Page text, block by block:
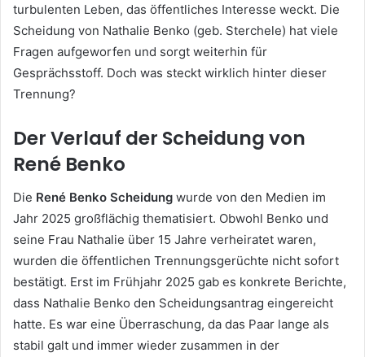
turbulenten Leben, das öffentliches Interesse weckt. Die
Scheidung von Nathalie Benko (geb. Sterchele) hat viele
Fragen aufgeworfen und sorgt weiterhin für
Gesprächsstoff. Doch was steckt wirklich hinter dieser
Trennung?
Der Verlauf der Scheidung von
René Benko
Die René Benko Scheidung wurde von den Medien im
Jahr 2025 großflächig thematisiert. Obwohl Benko und
seine Frau Nathalie über 15 Jahre verheiratet waren,
wurden die öffentlichen Trennungsgerüchte nicht sofort
bestätigt. Erst im Frühjahr 2025 gab es konkrete Berichte,
dass Nathalie Benko den Scheidungsantrag eingereicht
hatte. Es war eine Überraschung, da das Paar lange als
stabil galt und immer wieder zusammen in der